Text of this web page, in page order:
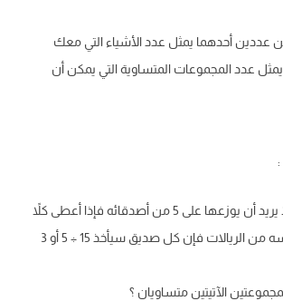
عددين أحدهما يمثل عدد الأشياء التي معك
يمثل عدد المجموعات المتساوية التي يمكن أن
:
مع فهد 15 ريالاً يريد أن يوزعها على 5 من أصدقائه فإذا أعطى كلاً
منهم العدد نفسه من الريالات فإن كل صديق سيأخذ 15 ÷ 5 أو 3
الآتيتين متساويان ؟